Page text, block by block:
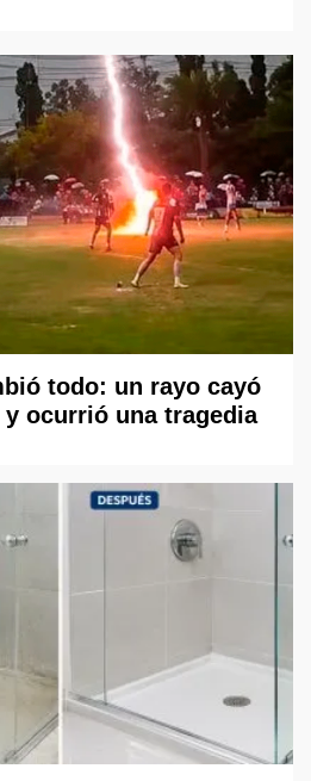
todo: un rayo cayó
ocurrió una tragedia